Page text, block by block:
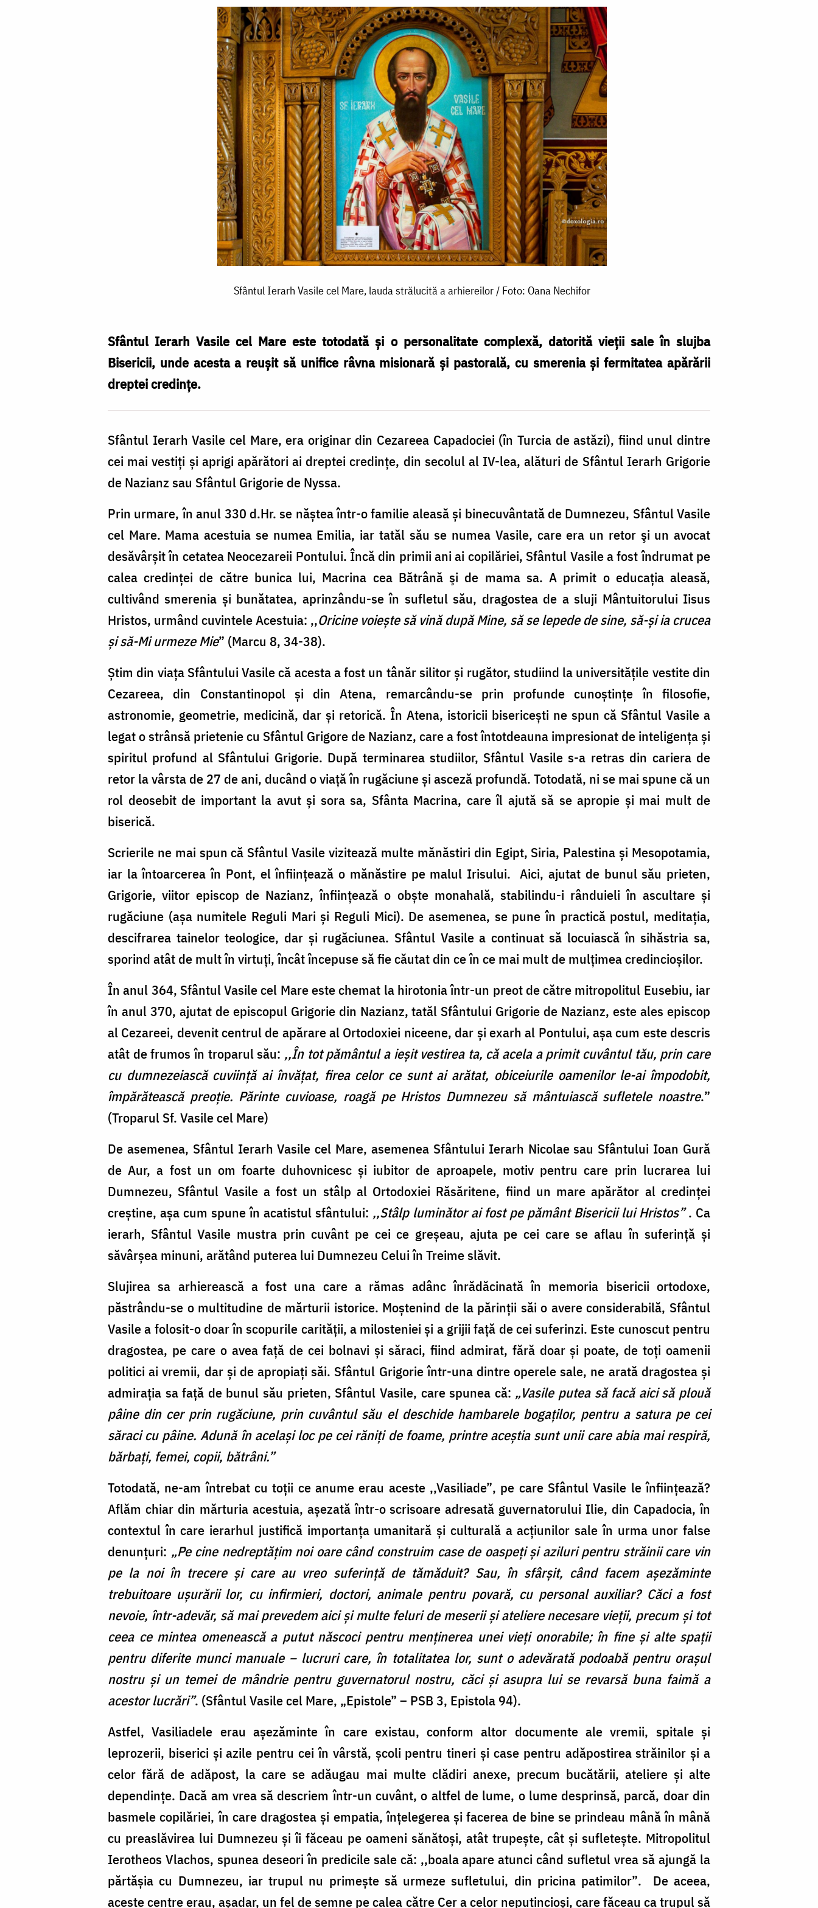
Sfântul Ierarh Vasile cel Mare, lauda strălucită a arhiereilor / Foto: Oana Nechifor
Sfântul Ierarh Vasile cel Mare este totodată și o personalitate complexă, datorită vieții sale în slujba
Bisericii, unde acesta a reușit să unifice râvna misionară și pastorală, cu smerenia și fermitatea apărării
dreptei credințe.
Sfântul Ierarh Vasile cel Mare, era originar din Cezareea Capadociei (în Turcia de astăzi), fiind unul dintre
cei mai vestiți și aprigi apărători ai dreptei credințe, din secolul al IV-lea, alături de Sfântul Ierarh Grigorie
de Nazianz sau Sfântul Grigorie de Nyssa.
Prin urmare, în anul 330 d.Hr. se năștea într-o familie aleasă și binecuvântată de Dumnezeu, Sfântul Vasile
cel Mare. Mama acestuia se numea Emilia, iar tatăl său se numea Vasile, care era un retor şi un avocat
desăvârșit în cetatea Neocezareii Pontului. Încă din primii ani ai copilăriei, Sfântul Vasile a fost îndrumat pe
calea credinței de către bunica lui, Macrina cea Bătrână şi de mama sa. A primit o educația aleasă,
cultivând smerenia și bunătatea, aprinzându-se în sufletul său, dragostea de a sluji Mântuitorului Iisus
Hristos, urmând cuvintele Acestuia: ,,Oricine voiește să vină după Mine, să se lepede de sine, să-și ia crucea
și să-Mi urmeze Mie” (Marcu 8, 34-38).
Știm din viața Sfântului Vasile că acesta a fost un tânăr silitor și rugător, studiind la universitățile vestite din
Cezareea, din Constantinopol și din Atena, remarcându-se prin profunde cunoștințe în filosofie,
astronomie, geometrie, medicină, dar și retorică. În Atena, istoricii bisericești ne spun că Sfântul Vasile a
legat o strânsă prietenie cu Sfântul Grigore de Nazianz, care a fost întotdeauna impresionat de inteligența și
spiritul profund al Sfântului Grigorie. După terminarea studiilor, Sfântul Vasile s-a retras din cariera de
retor la vârsta de 27 de ani, ducând o viață în rugăciune și asceză profundă. Totodată, ni se mai spune că un
rol deosebit de important la avut și sora sa, Sfânta Macrina, care îl ajută să se apropie și mai mult de
biserică.
Scrierile ne mai spun că Sfântul Vasile vizitează multe mănăstiri din Egipt, Siria, Palestina și Mesopotamia,
iar la întoarcerea în Pont, el înființează o mănăstire pe malul Irisului. Aici, ajutat de bunul său prieten,
Grigorie, viitor episcop de Nazianz, înfiinţează o obşte monahală, stabilindu-i rânduieli în ascultare şi
rugăciune (aşa numitele Reguli Mari şi Reguli Mici). De asemenea, se pune în practică postul, meditaţia,
descifrarea tainelor teologice, dar și rugăciunea. Sfântul Vasile a continuat să locuiască în sihăstria sa,
sporind atât de mult în virtuți, încât începuse să fie căutat din ce în ce mai mult de mulţimea credincioşilor.
În anul 364, Sfântul Vasile cel Mare este chemat la hirotonia într-un preot de către mitropolitul Eusebiu, iar
în anul 370, ajutat de episcopul Grigorie din Nazianz, tatăl Sfântului Grigorie de Nazianz, este ales episcop
al Cezareei, devenit centrul de apărare al Ortodoxiei niceene, dar şi exarh al Pontului, așa cum este descris
atât de frumos în troparul său: ,,În tot pământul a ieşit vestirea ta, că acela a primit cuvântul tău, prin care
cu dumnezeiască cuviinţă ai învăţat, firea celor ce sunt ai arătat, obiceiurile oamenilor le-ai împodobit,
împărătească preoţie. Părinte cuvioase, roagă pe Hristos Dumnezeu să mântuiască sufletele noastre.”
(Troparul Sf. Vasile cel Mare)
De asemenea, Sfântul Ierarh Vasile cel Mare, asemenea Sfântului Ierarh Nicolae sau Sfântului Ioan Gură
de Aur, a fost un om foarte duhovnicesc și iubitor de aproapele, motiv pentru care prin lucrarea lui
Dumnezeu, Sfântul Vasile a fost un stâlp al Ortodoxiei Răsăritene, fiind un mare apărător al credinței
creștine, așa cum spune în acatistul sfântului: ,,Stâlp luminător ai fost pe pământ Bisericii lui Hristos” . Ca
ierarh, Sfântul Vasile mustra prin cuvânt pe cei ce greșeau, ajuta pe cei care se aflau în suferință și
săvârșea minuni, arătând puterea lui Dumnezeu Celui în Treime slăvit.
Slujirea sa arhierească a fost una care a rămas adânc înrădăcinată în memoria bisericii ortodoxe,
păstrându-se o multitudine de mărturii istorice. Moştenind de la părinţii săi o avere considerabilă, Sfântul
Vasile a folosit-o doar în scopurile carităţii, a milosteniei și a grijii față de cei suferinzi. Este cunoscut pentru
dragostea, pe care o avea față de cei bolnavi și săraci, fiind admirat, fără doar și poate, de toți oamenii
politici ai vremii, dar și de apropiați săi. Sfântul Grigorie într-una dintre operele sale, ne arată dragostea și
admirația sa față de bunul său prieten, Sfântul Vasile, care spunea că: „Vasile putea să facă aici să plouă
pâine din cer prin rugăciune, prin cuvântul său el deschide hambarele bogaţilor, pentru a satura pe cei
săraci cu pâine. Adună în acelaşi loc pe cei răniţi de foame, printre aceştia sunt unii care abia mai respiră,
bărbaţi, femei, copii, bătrâni.”
Totodată, ne-am întrebat cu toții ce anume erau aceste ,,Vasiliade”, pe care Sfântul Vasile le înființează?
Aflăm chiar din mărturia acestuia, așezată într-o scrisoare adresată guvernatorului Ilie, din Capadocia, în
contextul în care ierarhul justifică importanţa umanitară şi culturală a acţiunilor sale în urma unor false
denunțuri: „Pe cine nedreptăţim noi oare când construim case de oaspeţi şi aziluri pentru străinii care vin
pe la noi în trecere şi care au vreo suferinţă de tămăduit? Sau, în sfârşit, când facem aşezăminte
trebuitoare uşurării lor, cu infirmieri, doctori, animale pentru povară, cu personal auxiliar? Căci a fost
nevoie, într-adevăr, să mai prevedem aici şi multe feluri de meserii şi ateliere necesare vieţii, precum şi tot
ceea ce mintea omenească a putut născoci pentru menţinerea unei vieţi onorabile; în fine şi alte spaţii
pentru diferite munci manuale – lucruri care, în totalitatea lor, sunt o adevărată podoabă pentru oraşul
nostru şi un temei de mândrie pentru guvernatorul nostru, căci şi asupra lui se revarsă buna faimă a
acestor lucrări”. (Sfântul Vasile cel Mare, „Epistole” – PSB 3, Epistola 94).
Astfel, Vasiliadele erau așezăminte în care existau, conform altor documente ale vremii, spitale și
leprozerii, biserici și azile pentru cei în vârstă, şcoli pentru tineri şi case pentru adăpostirea străinilor și a
celor fără de adăpost, la care se adăugau mai multe clădiri anexe, precum bucătării, ateliere și alte
dependințe. Dacă am vrea să descriem într-un cuvânt, o altfel de lume, o lume desprinsă, parcă, doar din
basmele copilăriei, în care dragostea și empatia, înțelegerea și facerea de bine se prindeau mână în mână
cu preaslăvirea lui Dumnezeu și îi făceau pe oameni sănătoși, atât trupește, cât și sufletește. Mitropolitul
Ierotheos Vlachos, spunea deseori în predicile sale că: ,,boala apare atunci când sufletul vrea să ajungă la
părtăşia cu Dumnezeu, iar trupul nu primeşte să urmeze sufletului, din pricina patimilor”. De aceea,
aceste centre erau, așadar, un fel de semne pe calea către Cer a celor neputincioși, care făceau ca trupul să